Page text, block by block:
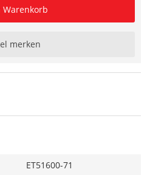
Warenkorb
merken
ET51600-71